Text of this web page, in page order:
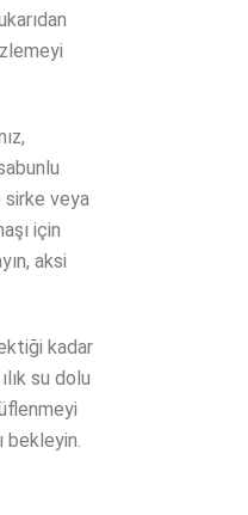
sirke veya
için
aksi
kadar
su dolu